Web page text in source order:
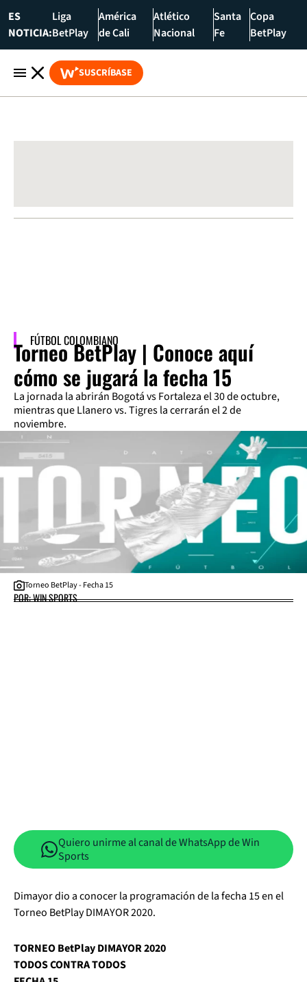
ES
NOTICIA:
Liga
BetPlay
América
de Cali
Atlético
Nacional
Santa
Fe
Copa
BetPlay
SUSCRÍBASE
FÚTBOL COLOMBIANO
Torneo BetPlay | Conoce aquí
cómo se jugará la fecha 15
La jornada la abrirán Bogotá vs Fortaleza el 30 de octubre,
mientras que Llanero vs. Tigres la cerrarán el 2 de
noviembre.
Torneo BetPlay - Fecha 15
POR: WIN SPORTS
Quiero unirme al canal de WhatsApp de Win
Sports
Dimayor dio a conocer la programación de la fecha 15 en el
Torneo BetPlay DIMAYOR 2020.
TORNEO BetPlay DIMAYOR 2020
TODOS CONTRA TODOS